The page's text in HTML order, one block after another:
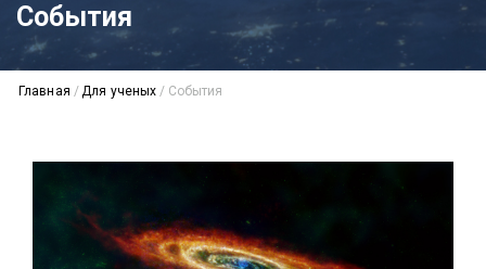
События
Главная /Для ученых/ События